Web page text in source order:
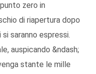
zero in
di riapertura dopo
saranno espressi.
auspicando &ndash;
stante le mille